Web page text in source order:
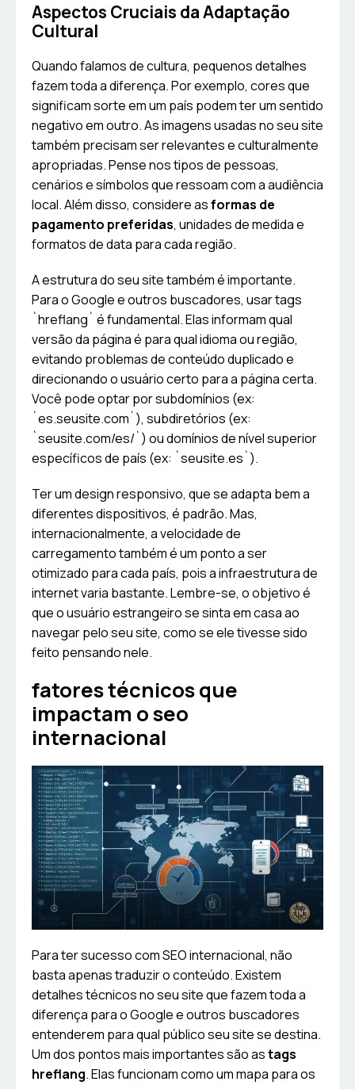
Aspectos Cruciais da Adaptação
Cultural
Quando falamos de cultura, pequenos detalhes
fazem toda a diferença. Por exemplo, cores que
significam sorte em um país podem ter um sentido
negativo em outro. As imagens usadas no seu site
também precisam ser relevantes e culturalmente
apropriadas. Pense nos tipos de pessoas,
cenários e símbolos que ressoam com a audiência
local. Além disso, considere asformas de
pagamento preferidas, unidades de medida e
formatos de data para cada região.
A estrutura do seu site também é importante.
Para o Google e outros buscadores, usar tags
`hreflang` é fundamental. Elas informam qual
versão da página é para qual idioma ou região,
evitando problemas de conteúdo duplicado e
direcionando o usuário certo para a página certa.
Você pode optar por subdomínios (ex:
`es.seusite.com`), subdiretórios (ex:
`seusite.com/es/`) ou domínios de nível superior
específicos de país (ex: `seusite.es`).
Ter um design responsivo, que se adapta bem a
diferentes dispositivos, é padrão. Mas,
internacionalmente, a velocidade de
carregamento também é um ponto a ser
otimizado para cada país, pois a infraestrutura de
internet varia bastante. Lembre-se, o objetivo é
que o usuário estrangeiro se sinta em casa ao
navegar pelo seu site, como se ele tivesse sido
feito pensando nele.
fatores técnicos que
impactam o seo
internacional
Para ter sucesso com SEO internacional, não
basta apenas traduzir o conteúdo. Existem
detalhes técnicos no seu site que fazem toda a
diferença para o Google e outros buscadores
entenderem para qual público seu site se destina.
Um dos pontos mais importantes são astags
hreflang. Elas funcionam como um mapa para os